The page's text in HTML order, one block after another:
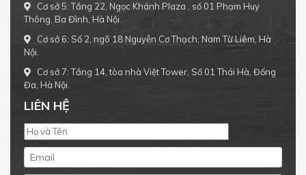
Cơ sở 5: Tầng 22, Ngọc Khánh Plaza , số 01 Phạm Huy
Thông, Ba Đình, Hà Nội.
Cơ sở 6: Số 2, ngõ 18 Nguyễn Cơ Thạch, Nam Từ Liêm, Hà
Nội.
Cơ sở 7: Tầng 14, tòa nhà Việt Tower, Số 01 Thái Hà, Đống
Đa, Hà Nội.
LIÊN HỆ